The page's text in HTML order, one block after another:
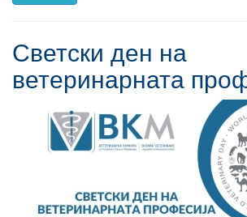
Светски ден на
ветеринарната